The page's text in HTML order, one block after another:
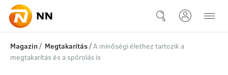
Ugrás a fő tartalomhoz
A minőségi élethez tartozik a
Magazin / Megtakarítás/A minőségi élethez tartozik a
megtakarítás és a spórolás is